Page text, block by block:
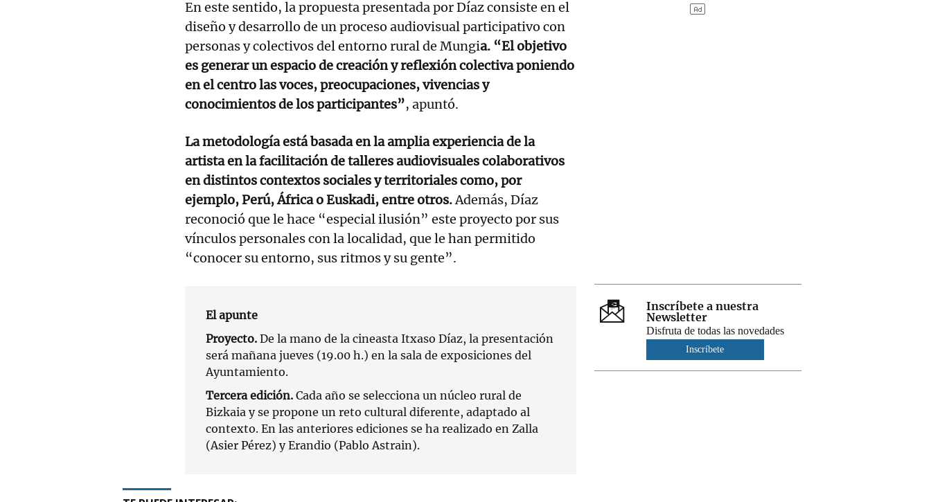
En este sentido, la propuesta presentada por Díaz consiste en el
diseño y desarrollo de un proceso audiovisual participativo con
personas y colectivos del entorno rural de Mungia. “El objetivo
es generar un espacio de creación y reflexión colectiva poniendo
en el centro las voces, preocupaciones, vivencias y
conocimientos de los participantes”, apuntó.
La metodología está basada en la amplia experiencia de la
artista en la facilitación de talleres audiovisuales colaborativos
en distintos contextos sociales y territoriales como, por
ejemplo, Perú, África o Euskadi, entre otros.Además, Díaz
reconoció que le hace “especial ilusión” este proyecto por sus
vínculos personales con la localidad, que le han permitido
“conocer su entorno, sus ritmos y su gente”.
El apunte
Proyecto. De la mano de la cineasta Itxaso Díaz, la presentación
será mañana jueves (19.00 h.) en la sala de exposiciones del
Ayuntamiento.
Tercera edición. Cada año se selecciona un núcleo rural de
Bizkaia y se propone un reto cultural diferente, adaptado al
contexto. En las anteriores ediciones se ha realizado en Zalla
(Asier Pérez) y Erandio (Pablo Astrain).
Inscríbete a nuestra
Newsletter
Disfruta de todas las novedades
Inscríbete